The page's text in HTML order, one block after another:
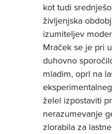
kot tudi
življenjska
izumiteljev
Mraček se je pri
duhovno
mladim, oprl na
želel izpostaviti
nerazumevanje
zlorabila za